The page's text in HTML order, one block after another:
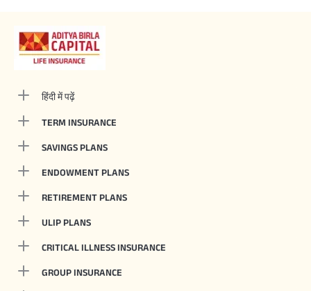
हिंदी में पढ़ें
TERM INSURANCE
SAVINGS PLANS
ENDOWMENT PLANS
RETIREMENT PLANS
ULIP PLANS
CRITICAL ILLNESS INSURANCE
GROUP INSURANCE